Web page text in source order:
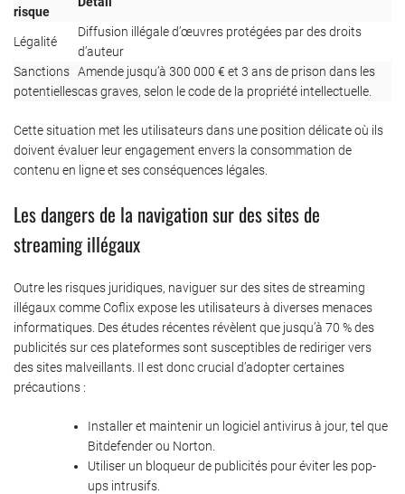
risque
Légalité
Diffusion illégale d’œuvres protégées par des droits
d’auteur
Sanctions
potentielles
Amende jusqu’à 300 000 € et 3 ans de prison dans les
cas graves, selon le code de la propriété intellectuelle.
Cette situation met les utilisateurs dans une position délicate où ils
doivent évaluer leur engagement envers la consommation de
contenu en ligne et ses conséquences légales.
Les dangers de la navigation sur des sites de
streaming illégaux
Outre les risques juridiques, naviguer sur des sites de streaming
illégaux comme Coflix expose les utilisateurs à diverses menaces
informatiques. Des études récentes révèlent que jusqu’à 70 % des
publicités sur ces plateformes sont susceptibles de rediriger vers
des sites malveillants. Il est donc crucial d’adopter certaines
précautions :
Installer et maintenir un logiciel antivirus à jour, tel que
Bitdefender ou Norton.
Utiliser un bloqueur de publicités pour éviter les pop-
ups intrusifs.